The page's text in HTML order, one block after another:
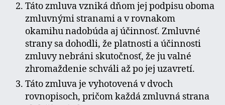
Táto zmluva vzniká dňom jej podpisu oboma
zmluvnými stranami a v rovnakom
okamihu nadobúda aj účinnosť. Zmluvné
strany sa dohodli, že platnosti a účinnosti
zmluvy nebráni skutočnosť, že ju valné
zhromaždenie schváli až po jej uzavretí.
Táto zmluva je vyhotovená v dvoch
rovnopisoch, pričom každá zmluvná strana